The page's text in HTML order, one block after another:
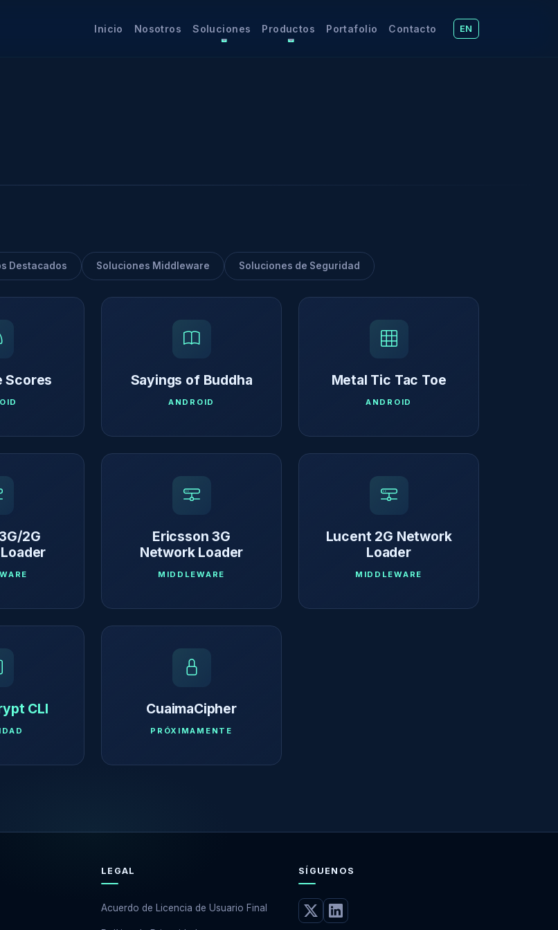
Inicio Nosotros Soluciones Productos Portafolio Contacto EN
Destacados Soluciones Middleware Soluciones de Seguridad
Scores Sayings of Buddha
ANDROID
Metal Tic Tac Toe
ANDROID
2G
Ericsson 3G
Network Loader
MIDDLEWARE
Lucent 2G Network
Loader
MIDDLEWARE
CLI CuaimaCipher
PRÓXIMAMENTE
LEGAL
Acuerdo de Licencia de Usuario Final
SÍGUENOS